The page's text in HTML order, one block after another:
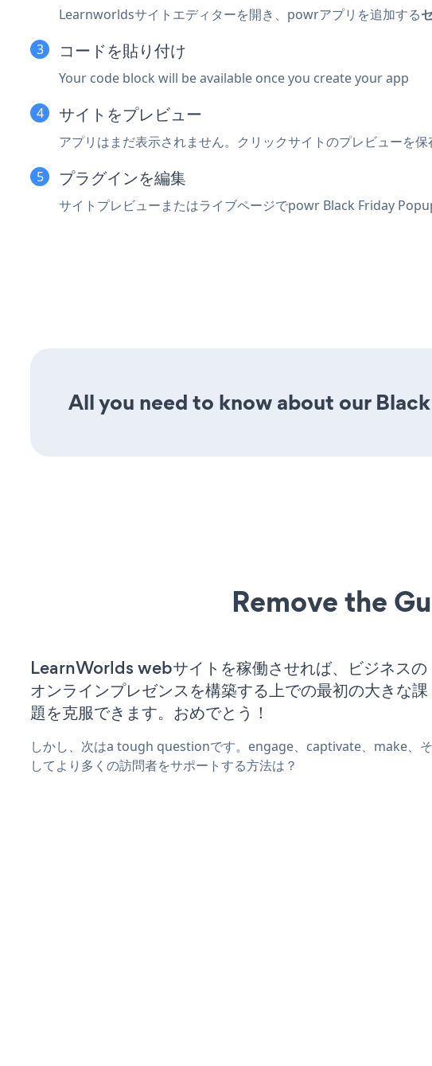
Learnworldsサイトエディターを開き、powrアプリを追加する
コードを貼り付け
Your code block will be available once you create your app
サイトをプレビュー
アプリはまだ表示されません。クリックサイトのプレビューを
プラグインを編集
サイトプレビューまたはライブページでpowr Black Friday
All you need to know about our
Remove the
LearnWorlds webサイトを稼働させれば、ビジネスの
オンラインプレゼンスを構築する上での最初の大きな課
題を克服できます。おめでとう！
しかし、次はa tough questionです。engage、captivate、make、そ
してより多くの訪問者をサポートする方法は？